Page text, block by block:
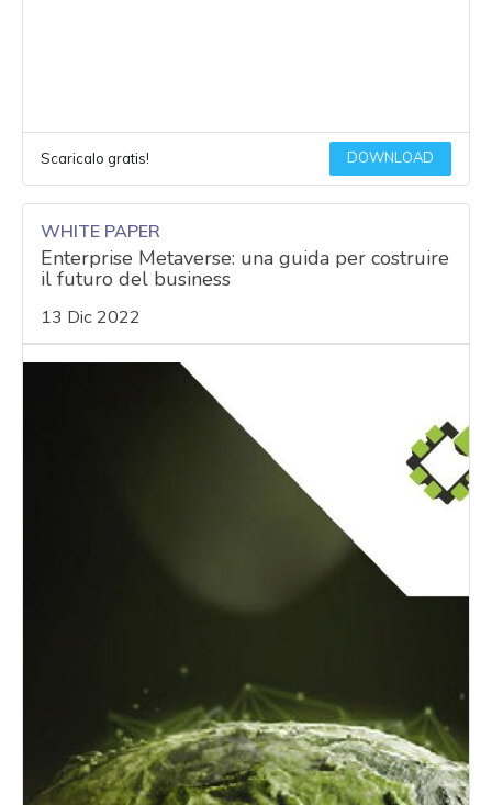
Scaricalo gratis! DOWNLOAD
WHITE PAPER
Enterprise Metaverse: una guida per costruire
il futuro del business
13 Dic 2022